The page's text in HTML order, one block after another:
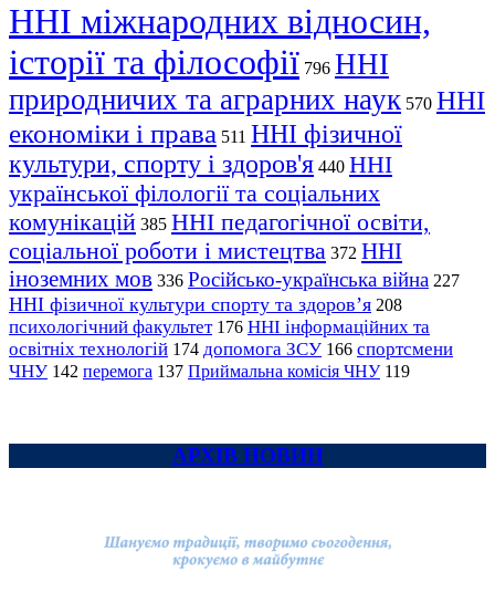
ННІ міжнародних відносин,
історії та філософії 796 ННІ
природничих та аграрних наук 570 ННІ
економіки і права 511 ННІ фізичної
культури, спорту і здоров'я 440 ННІ
української філології та соціальних
комунікацій 385 ННІ педагогічної освіти,
соціальної роботи і мистецтва 372 ННІ
іноземних мов 336 Російсько-українська війна 227
ННІ фізичної культури спорту та здоров’я 208
психологічний факультет 176 ННІ інформаційних та
освітніх технологій 174 допомога ЗСУ 166 спортсмени
ЧНУ 142 перемога 137 Приймальна комісія ЧНУ 119
АРХІВ НОВИН